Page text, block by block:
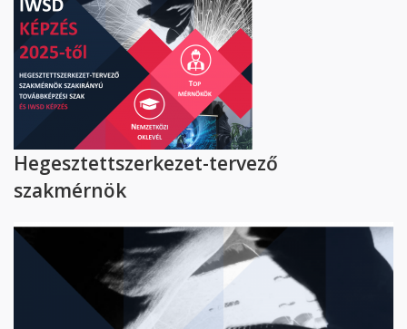
Hegesztettszerkezet-tervező
szakmérnök